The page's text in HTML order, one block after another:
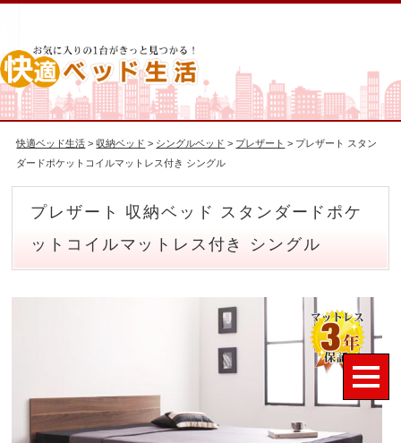
快適ベッド生活 >収納ベッド > シングルベッド > プレザート > プレザート スタン
ダードポケットコイルマットレス付き シングル
プレザート 収納ベッド スタンダードポケ
ットコイルマットレス付き シングル